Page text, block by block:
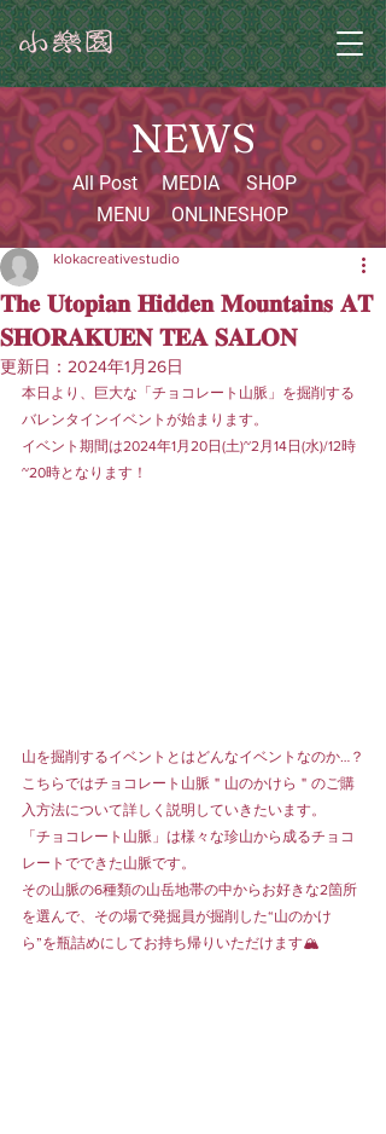
NEWS
All Post
MENU
MEDIA
SHOP
ONLINESHOP
𝐓𝐡𝐞 𝐔𝐭𝐨𝐩𝐢𝐚𝐧 𝐇𝐢𝐝𝐝𝐞𝐧 𝐌𝐨𝐮𝐧𝐭𝐚𝐢𝐧𝐬 𝐀𝐓
𝐒𝐇𝐎𝐑𝐀𝐊𝐔𝐄𝐍 𝐓𝐄𝐀 𝐒𝐀𝐋𝐎𝐍
klokacreativestudio
更新日： 2024年1月26日
本日より、巨大な「チョコレート山脈」を掘削する
バレンタインイベントが始まります。
イベント期間は2024年1月20日(土)~2月14日(水)/12時
~20時となります！
山を掘削するイベントとはどんなイベントなのか…？
こちらではチョコレート山脈＂山のかけら＂のご購
入方法について詳しく説明していきたいます。
「チョコレート山脈」は様々な珍山から成るチョコ
レートでできた山脈です。
その山脈の6種類の山岳地帯の中からお好きな2箇所
を選んで、その場で発掘員が掘削した“山のかけ
ら”を瓶詰めにしてお持ち帰りいただけます🏔️